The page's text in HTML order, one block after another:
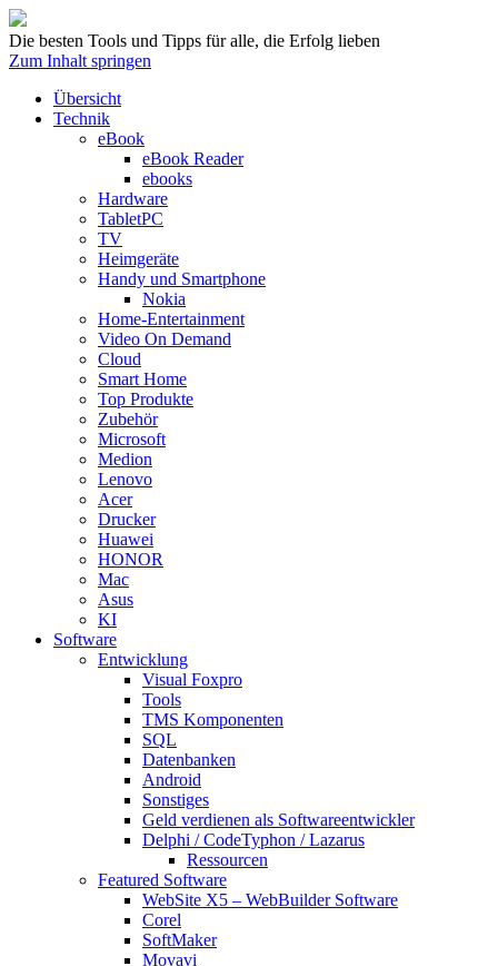
Die besten Tools und Tipps für alle, die Erfolg lieben
Zum Inhalt springen
Übersicht
Technik
eBook
eBook Reader
ebooks
Hardware
TabletPC
TV
Heimgeräte
Handy und Smartphone
Nokia
Home-Entertainment
Video On Demand
Cloud
Smart Home
Top Produkte
Zubehör
Microsoft
Medion
Lenovo
Acer
Drucker
Huawei
HONOR
Mac
Asus
KI
Software
Entwicklung
Visual Foxpro
Tools
TMS Komponenten
SQL
Datenbanken
Android
Sonstiges
Geld verdienen als Softwareentwickler
Delphi / CodeTyphon / Lazarus
Ressourcen
Featured Software
WebSite X5 – WebBuilder Software
Corel
SoftMaker
Movavi